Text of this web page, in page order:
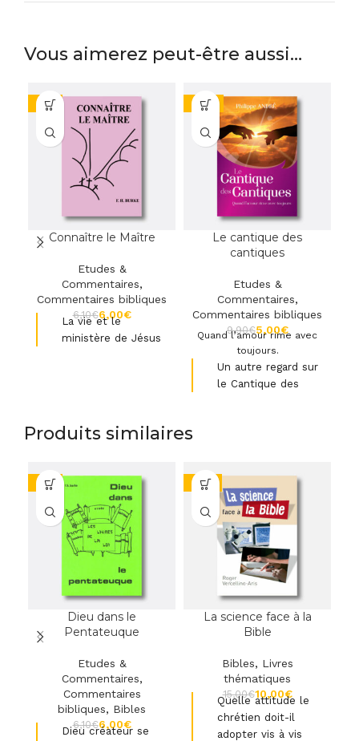
Vous aimerez peut-être aussi…
-2%
Connaître le Maître
Etudes &
Commentaires,
Commentaires bibliques
6,10€6,00€
La vie et le
ministère de Jésus
-49%
Le cantique des
cantiques
Etudes &
Commentaires,
Commentaires bibliques
9,90€5,00€
Quand l’amour rime avec
toujours.
Un autre regard sur
le Cantique des
Produits similaires
-2%
Dieu dans le
Pentateuque
Etudes &
Commentaires,
Commentaires
bibliques, Bibles
6,10€6,00€
Dieu créateur se
-33%
La science face à la
Bible
Bibles, Livres
thématiques
15,00€10,00€
Quelle attitude le
chrétien doit-il
adopter vis à vis